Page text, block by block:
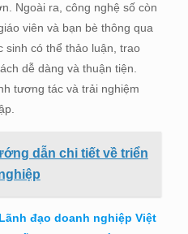
Ngoài ra, công nghệ số còn
viên và bạn bè thông qua
sinh có thể thảo luận, trao
dễ dàng và thuận tiện.
tương tác và trải nghiệm
dẫn chi tiết về triển
Lãnh đạo doanh nghiệp Việt